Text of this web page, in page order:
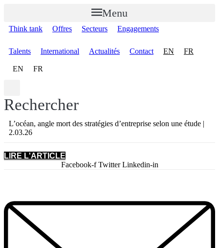
contenu
Menu
Think tank Offres Secteurs Engagements
Talents International Actualités Contact EN FR
EN FR
Rechercher
L’océan, angle mort des stratégies d’entreprise selon une étude |
2.03.26
LIRE L'ARTICLE
Facebook-f Twitter Linkedin-in